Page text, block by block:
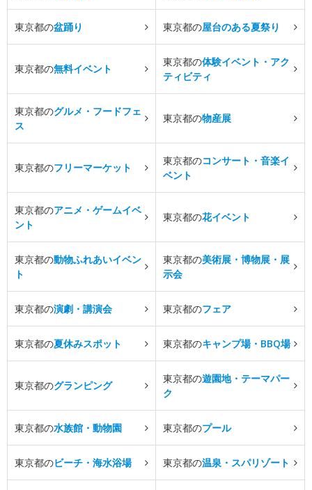
東京都の盆踊り 東京都の屋台のある夏祭り
東京都の無料イベント
東京都の体験イベント・アク
ティビティ
東京都のグルメ・フードフェ
ス
東京都の物産展
東京都のフリーマーケット
東京都のコンサート・音楽イ
ベント
東京都のアニメ・ゲームイベ
ント
東京都の花イベント
東京都の動物ふれあいイベン
ト
東京都の美術展・博物展・展
示会
東京都の演劇・講演会 東京都のフェア
東京都の夏休みスポット 東京都のキャンプ場・BBQ場
東京都のグランピング
東京都の遊園地・テーマパー
ク
東京都の水族館・動物園 東京都のプール
東京都のビーチ・海水浴場 東京都の温泉・スパリゾート